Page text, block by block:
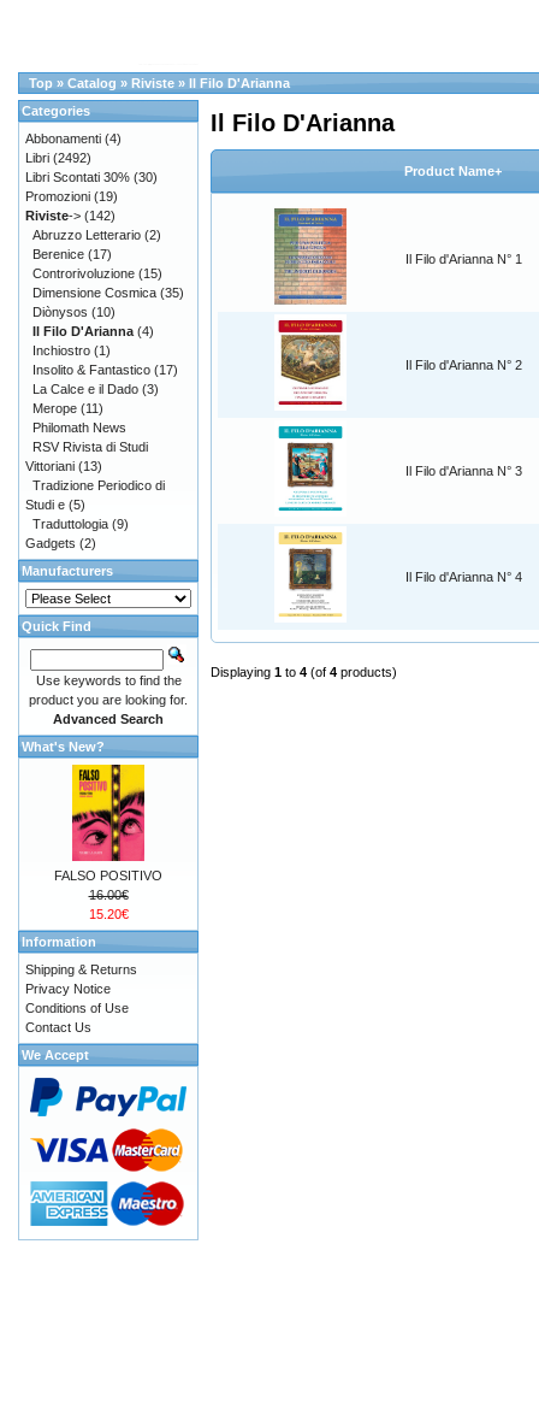
Top » Catalog » Riviste » Il Filo D'Arianna
Il Filo D'Arianna
Product Name+
Il Filo d'Arianna N° 1
Il Filo d'Arianna N° 2
Il Filo d'Arianna N° 3
Il Filo d'Arianna N° 4
Displaying 1 to 4 (of 4 products)
Categories
Abbonamenti (4)
Libri (2492)
Libri Scontati 30% (30)
Promozioni (19)
Riviste-> (142)
Abruzzo Letterario (2)
Berenice (17)
Controrivoluzione (15)
Dimensione Cosmica (35)
Diònysos (10)
Il Filo D'Arianna (4)
Inchiostro (1)
Insolito & Fantastico (17)
La Calce e il Dado (3)
Merope (11)
Philomath News
RSV Rivista di Studi
Vittoriani (13)
Tradizione Periodico di
Studi e (5)
Traduttologia (9)
Gadgets (2)
Manufacturers
Quick Find
Use keywords to find the
product you are looking for.
Advanced Search
What's New?
FALSO POSITIVO
16.00€
15.20€
Information
Shipping & Returns
Privacy Notice
Conditions of Use
Contact Us
We Accept